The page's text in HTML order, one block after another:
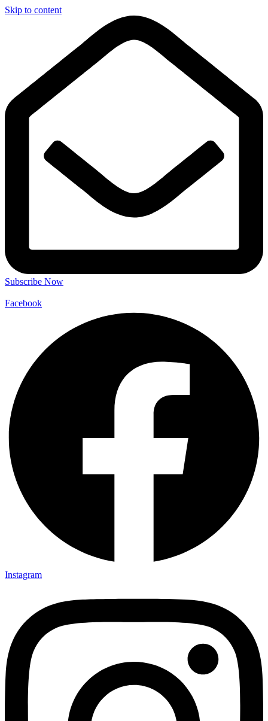
Skip to content
Subscribe Now
Facebook
Instagram